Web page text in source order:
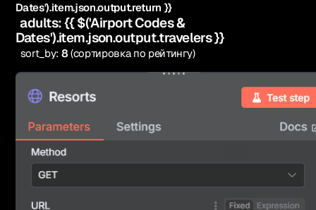
Dates').item.json.output.return }}
adults:{{ $('Airport Codes &
Dates').item.json.output.travelers }}
sort_by: 8(сортировка по рейтингу)